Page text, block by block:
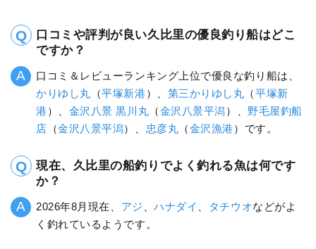
口コミや評判が良い久比里の優良釣り船はどこ
ですか？
口コミ＆レビューランキング上位で優良な釣り船は、
かりゆし丸 （平塚新港 ）、 第三かりゆし丸 （平塚新
港 ）、 金沢八景 黒川丸 （金沢八景平潟）、 野毛屋釣船
店 （金沢八景平潟）、 忠彦丸 （金沢漁港 ）です。
現在、久比里の船釣りでよく釣れる魚は何です
か？
2026年8月現在、 アジ 、ハナダイ タチウオなどがよ
く釣れているようです。